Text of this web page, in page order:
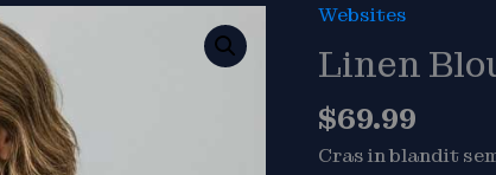
Websites
Linen
$69.99
Cras in blandit